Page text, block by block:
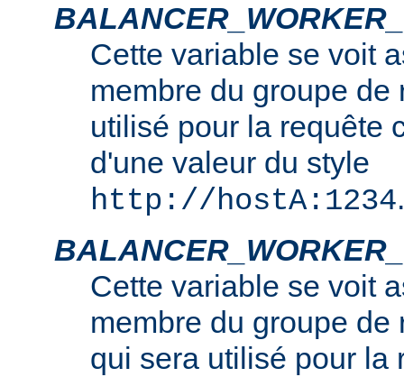
Cette variable se voit
membre du groupe
utilisé pour la requête
d'une valeur du style
http://hostA:1234.
Cette variable se voit
membre du groupe
qui sera utilisé pour la